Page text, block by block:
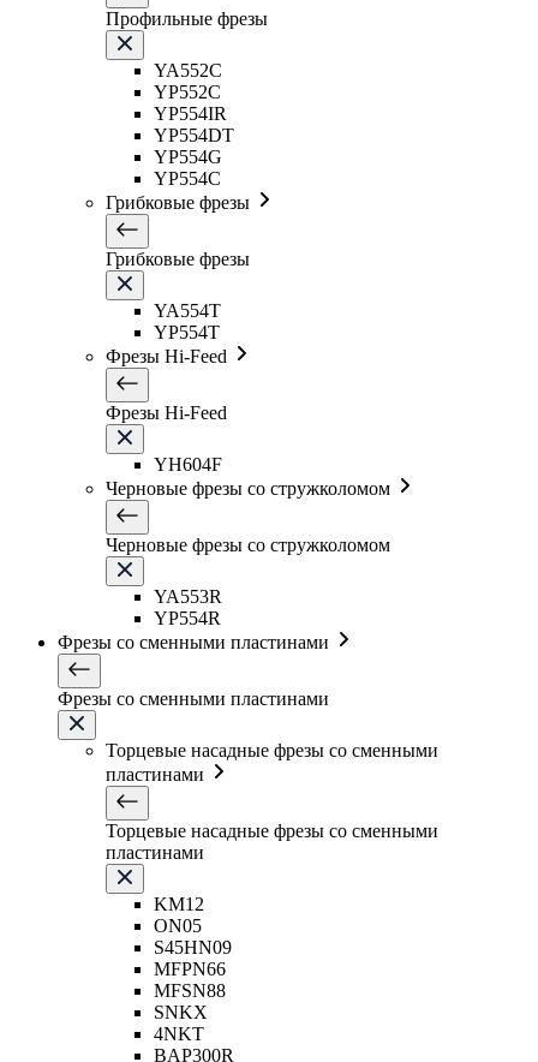
Профильные фрезы
YA552C
YP552C
YP554IR
YP554DT
YP554G
YP554C
Грибковые фрезы
Грибковые фрезы
YA554T
YP554T
Фрезы Hi-Feed
Фрезы Hi-Feed
YH604F
Черновые фрезы со стружколомом
Черновые фрезы со стружколомом
YA553R
YP554R
Фрезы со сменными пластинами
Фрезы со сменными пластинами
Торцевые насадные фрезы со сменными
пластинами
Торцевые насадные фрезы со сменными
пластинами
KM12
ON05
S45HN09
MFPN66
MFSN88
SNKX
4NKT
BAP300R